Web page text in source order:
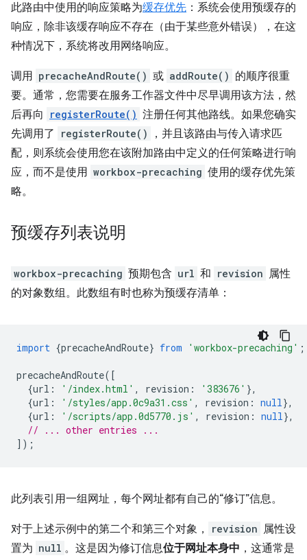
此路由中使用的响应策略为缓存优先 ：系统会使用预缓存的
响应，除非该缓存响应不存在（由于某些意外错误），在这
种情况下，系统将改用网络响应。
调用 precacheAndRoute() 或 addRoute() 的顺序很重
要。通常，您需要在服务工作器文件中尽早调用该方法，然
后再向
registerRoute() 注册任何其他路线。如果您确实
先调用了
registerRoute()
，并且该路由与传入请求匹
配，则系统会使用您在该附加路由中定义的任何策略进行响
应，而不是使用 workbox-precaching 使用的缓存优先策
略。
预缓存列表说明
workbox-precaching 预期包含 url 和 revision 属性
的对象数组。此数组有时也称为预缓存清单：
import {precacheAndRoute} from 'workbox-precaching' ;
precacheAndRoute([
{url : '/index.html' , revision : '383676' },
{url : '/styles/app.0c9a31.css' , revision : null},
{url : '/scripts/app.0d5770.js' , revision : null},
// ... other entries ...
]);
此列表引用一组网址，每个网址都有自己的“修订”信息。
对于上述示例中的第二个和第三个对象， revision 属性设
置为 null 。这是因为修订信息位于网址本身中 ，这通常是